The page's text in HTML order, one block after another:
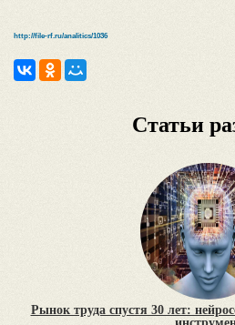
http://file-rf.ru/analitics/1036
Статьи
Рынок труда спустя 30 лет: